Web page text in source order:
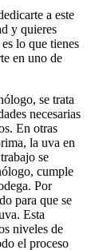
a este
y quieres
lo que tienes
en uno de
se trata
necesarias
En otras
la uva en
se
cumple
Por
para que se
Esta
niveles de
el proceso